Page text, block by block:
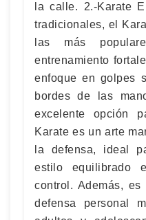
la calle. 2.-Karate
tradicionales, el
las más
entrenamiento
enfoque en golpes
bordes de las
excelente opción
Karate es un arte
la defensa, ideal
estilo equilibrado
control. Además,
defensa personal